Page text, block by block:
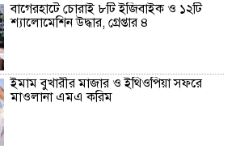
বাগেরহাটে চোরাই ৮টি ইজিবাইক ও ১২টি
শ্যালোমেশিন উদ্ধার, গ্রেপ্তার ৪
ইমাম বুখারীর মাজার ও ইথিওপিয়া সফরে
মাওলানা এমএ করিম